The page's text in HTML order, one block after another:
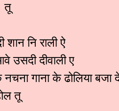
तू
नि राली ऐ
उसदी दीवाली ए
गाना के ढोलिया बजा
तू